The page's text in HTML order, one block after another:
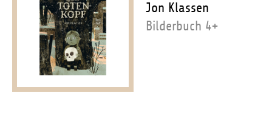
Jon Klassen
Bilderbuch 4+